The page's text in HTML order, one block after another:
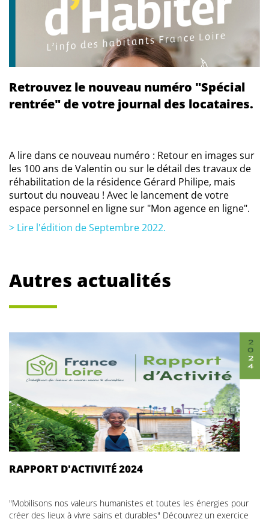
Retrouvez le nouveau numéro "Spécial
rentrée" de votre journal des locataires.
A lire dans ce nouveau numéro : Retour en images sur
les 100 ans de Valentin ou sur le détail des travaux de
réhabilitation de la résidence Gérard Philipe, mais
surtout du nouveau ! Avec le lancement de votre
espace personnel en ligne sur "Mon agence en ligne".
> Lire l'édition de Septembre 2022.
Autres actualités
RAPPORT D'ACTIVITÉ 2024
"Mobilisons nos valeurs humanistes et toutes les énergies pour
créer des lieux à vivre sains et durables" Découvrez un exercice